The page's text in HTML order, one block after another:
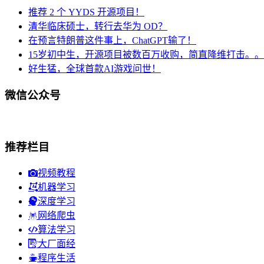
推荐 2 个 YYDS 开源项目！
清华临床硕士，转行去华为 OD？
在预言特朗普这件事上，ChatGPT输了！
15岁初中生，开源项目被数百万收购，简直降维打击。
好生猛，全球首款AI游戏问世！
微信公众号
推荐栏目
视频教程
机器学习
深度学习
网络爬虫
算法学习
大厂面经
程序生活